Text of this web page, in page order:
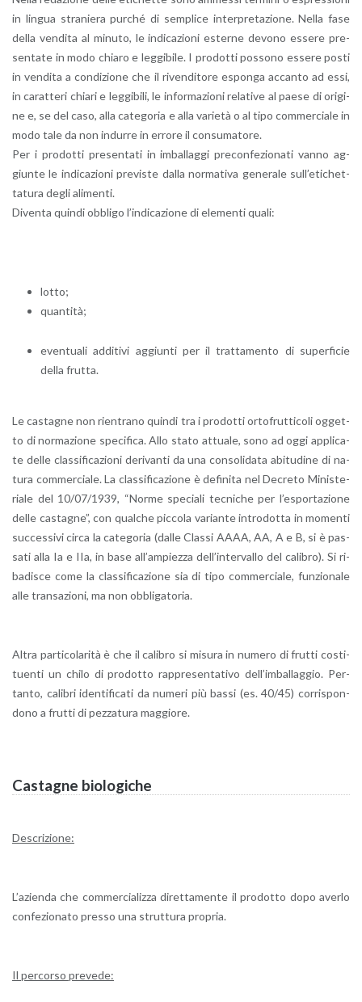
in lin­gua stra­nie­ra pur­ché di sem­pli­ce in­ter­pre­ta­zio­ne. Nella fase
della ven­di­ta al mi­nu­to, le in­di­ca­zio­ni ester­ne de­vo­no es­se­re pre­
sen­ta­te in modo chia­ro e leg­gi­bi­le. I pro­dot­ti pos­so­no es­se­re posti
in ven­di­ta a con­di­zio­ne che il ri­ven­di­to­re espon­ga ac­can­to ad essi,
in ca­rat­te­ri chia­ri e leg­gi­bi­li, le in­for­ma­zio­ni re­la­ti­ve al paese di ori­gi­
ne e, se del caso, alla ca­te­go­ria e alla va­rie­tà o al tipo com­mer­cia­le in
modo tale da non in­dur­re in er­ro­re il con­su­ma­to­re.
Per i pro­dot­ti pre­sen­ta­ti in im­bal­lag­gi pre­con­fe­zio­na­ti vanno ag­
giun­te le in­di­ca­zio­ni pre­vi­ste dalla nor­ma­ti­va ge­ne­ra­le sul­l’e­ti­chet­
ta­tu­ra degli ali­men­ti.
Di­ven­ta quin­di ob­bli­go l’in­di­ca­zio­ne di ele­men­ti quali:
lotto;
quan­ti­tà;
even­tua­li ad­di­ti­vi ag­giun­ti per il trat­ta­men­to di su­per­fi­cie
della frut­ta.
Le ca­sta­gne non rien­tra­no quin­di tra i pro­dot­ti or­to­frut­ti­co­li og­get­
to di nor­ma­zio­ne spe­ci­fi­ca. Allo stato at­tua­le, sono ad oggi ap­pli­ca­
te delle clas­si­fi­ca­zio­ni de­ri­van­ti da una con­so­li­da­ta abi­tu­di­ne di na­
tu­ra com­mer­cia­le. La clas­si­fi­ca­zio­ne è de­fi­ni­ta nel De­cre­to Mi­ni­ste­
ria­le del 10/07/1939, “Norme spe­cia­li tec­ni­che per l’e­spor­ta­zio­ne
delle ca­sta­gne”, con qual­che pic­co­la va­rian­te in­tro­dot­ta in mo­men­ti
suc­ces­si­vi circa la ca­te­go­ria (dalle Clas­si AAAA, AA, A e B, si è pas­
sa­ti alla Ia e IIa, in base al­l’am­piez­za del­l’in­ter­val­lo del ca­li­bro). Si ri­
ba­di­sce come la clas­si­fi­ca­zio­ne sia di tipo com­mer­cia­le, fun­zio­na­le
alle tran­sa­zio­ni, ma non ob­bli­ga­to­ria.
Altra par­ti­co­la­ri­tà è che il ca­li­bro si mi­su­ra in nu­me­ro di frut­ti co­sti­
tuen­ti un chilo di pro­dot­to rap­pre­sen­ta­ti­vo del­l’im­bal­lag­gio. Per­
tan­to, ca­li­bri iden­ti­fi­ca­ti da nu­me­ri più bassi (es. 40/45) cor­ri­spon­
do­no a frut­ti di pez­za­tu­ra mag­gio­re.
Ca­sta­gne bio­lo­g­i­che
De­scri­zio­ne:
L’a­zien­da che com­mer­cia­liz­za di­ret­ta­men­te il pro­dot­to dopo aver­lo
con­fe­zio­na­to pres­so una strut­tu­ra pro­pria.
Il per­cor­so pre­ve­de: